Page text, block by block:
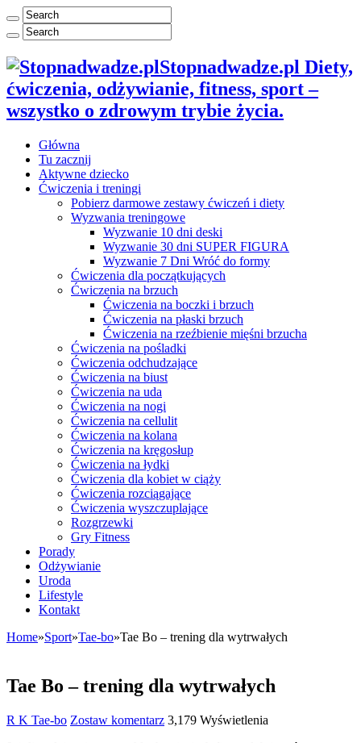
Stopnadwadze.pl Diety,
ćwiczenia, odżywianie, fitness, sport –
wszystko o zdrowym trybie życia.
Główna
Tu zacznij
Aktywne dziecko
Ćwiczenia i treningi
Pobierz darmowe zestawy ćwiczeń i diety
Wyzwania treningowe
Wyzwanie 10 dni deski
Wyzwanie 30 dni SUPER FIGURA
Wyzwanie 7 Dni Wróć do formy
Ćwiczenia dla początkujących
Ćwiczenia na brzuch
Ćwiczenia na boczki i brzuch
Ćwiczenia na płaski brzuch
Ćwiczenia na rzeźbienie mięśni brzucha
Ćwiczenia na pośladki
Ćwiczenia odchudzające
Ćwiczenia na biust
Ćwiczenia na uda
Ćwiczenia na nogi
Ćwiczenia na cellulit
Ćwiczenia na kolana
Ćwiczenia na kręgosłup
Ćwiczenia na łydki
Ćwiczenia dla kobiet w ciąży
Ćwiczenia rozciągające
Ćwiczenia wyszczuplające
Rozgrzewki
Gry Fitness
Porady
Odżywianie
Uroda
Lifestyle
Kontakt
Home»Sport»Tae-bo»Tae Bo – trening dla wytrwałych
Tae Bo – trening dla wytrwałych
R K Tae-bo Zostaw komentarz 3,179 Wyświetlenia